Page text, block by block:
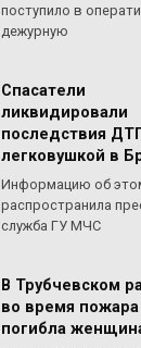
поступило в
дежурную
Спасатели
ликвидировали
последствия
легковушкой в
Информацию об
распространила
служба ГУ МЧС
В Трубчевском
во время пожара
погибла